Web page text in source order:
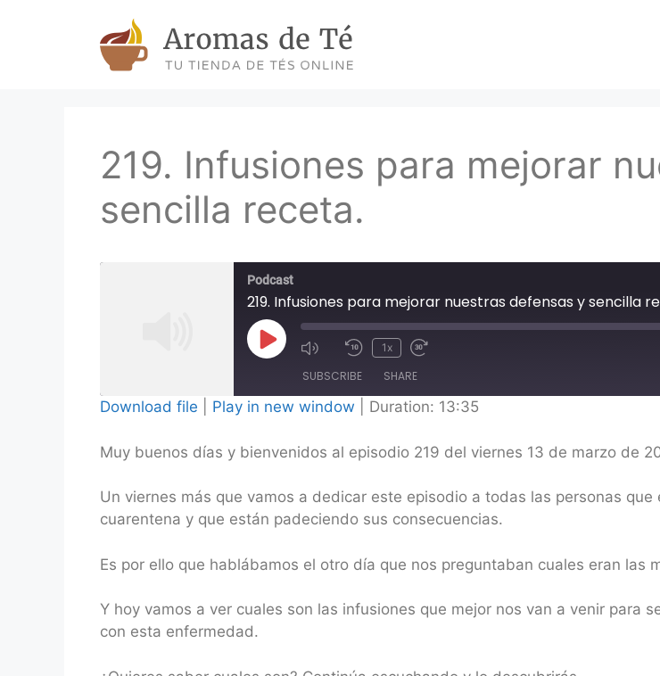
219. Infusiones para mejorar
sencilla receta.
Podcast
219. Infusiones para mejorar nuestras defensas y sencilla
Play
Episode
1x
SUBSCRIBE SHARE
RSS FEED
Download file Play in new window Duration: 13:35
Muy buenos días y bienvenidos al episodio 219 del viernes 13 de marzo de
Un viernes más que vamos a dedicar este episodio a todas las personas
cuarentena y que están padeciendo sus consecuencias.
Es por ello que hablábamos el otro día que nos preguntaban cuales eran las
Y hoy vamos a ver cuales son las infusiones que mejor nos van a venir para
con esta enfermedad.